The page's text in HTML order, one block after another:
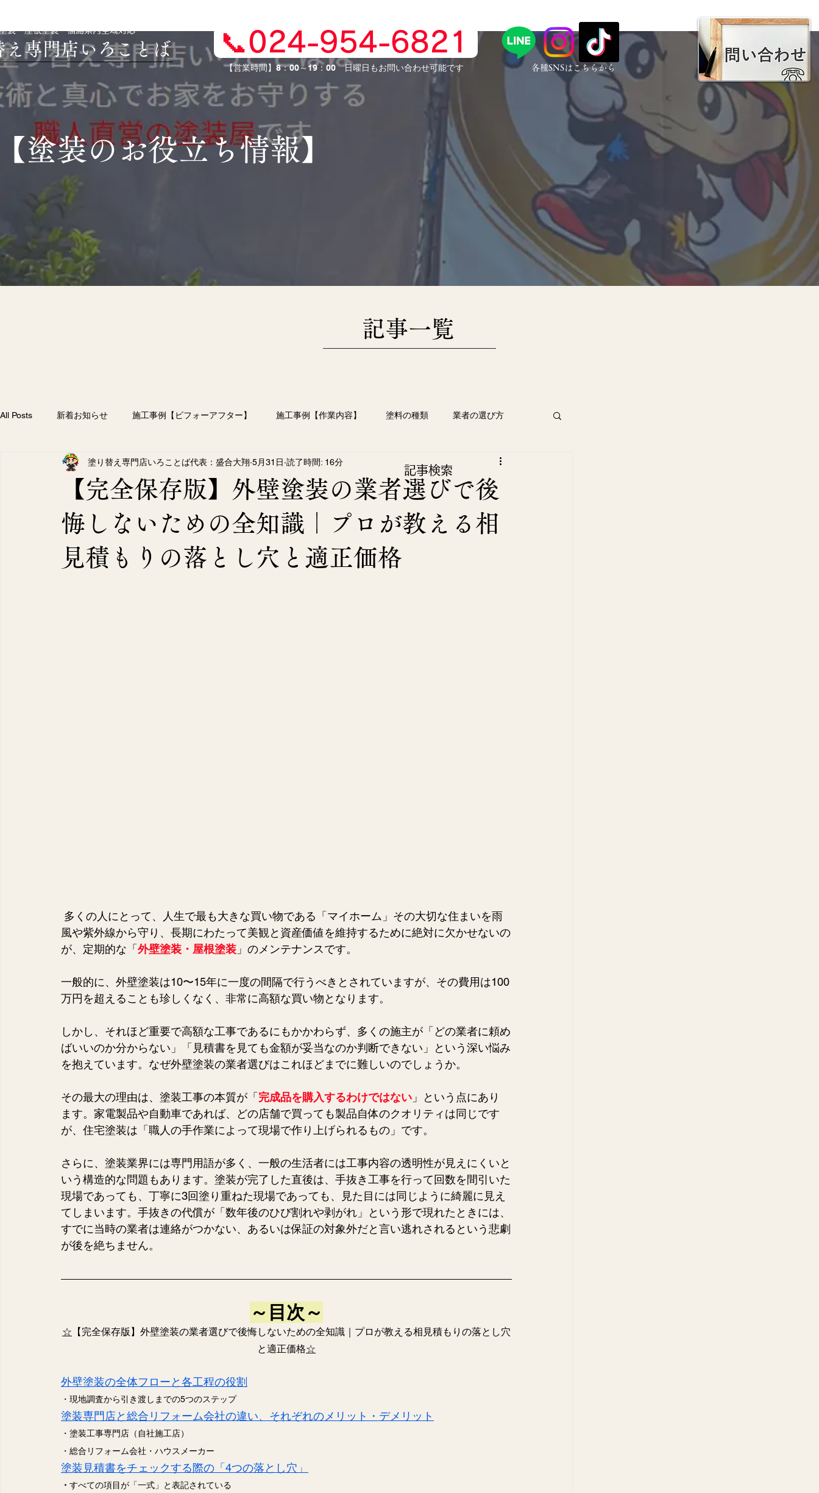
装・屋根塗装 福島県内全域対応
え専門店いろことば 📞024-954-6821
​【営業時間】8：00～19：00 日曜日もお問い合わせ可能です ​各種SNSはこちらから
塗装のお役立ち情報】
​記事一覧
205件の記事
10件の記事
7件の記事
11件の記事
All Posts 新着お知らせ 施工事例【ビフォーアフター】 施工事例【作業内容】 塗料の種類 業者の選び方
付帯部塗装 防水工事 外壁塗装 屋根塗装 塗装工事の豆知識 画像日記
【完全保存版】外壁塗装の業者選びで後
悔しないための全知識｜プロが教える相
見積もりの落とし穴と適正価格
塗り替え専門店いろことば代表：盛合大翔 5月31日 読了時間: 16分
多くの人にとって、人生で最も大きな買い物である「 マイホーム」その大切な住まいを雨
風や紫外線から守り、長期にわたって美観と資産価値を維持するために絶対に欠かせないの
が、定期的な「 外壁塗装・屋根塗装 」のメンテナンスです。
一般的に、外壁塗装は10〜15年に一度の間隔で行うべきとされていますが、その費用は100
万円を超えることも珍しくなく、非常に高額な買い物となります。
しかし、それほど重要で高額な工事であるにもかかわらず、多くの施主が「どの業者に頼め
ばいいのか分からない」「見積書を見ても金額が妥当なのか判断できない」という深い悩み
を抱えています。なぜ外壁塗装の業者選びはこれほどまでに難しいのでしょうか。
その最大の理由は、塗装工事の本質が「 完成品を購入するわけではない 」という点にあり
ます。家電製品や自動車であれば、どの店舗で買っても製品自体のクオリティは同じです
が、住宅塗装は「職人の手作業によって現場で作り上げられるもの」です。
さらに、塗装業界には専門用語が多く、一般の生活者には工事内容の透明性が見えにくいと
いう構造的な問題もあります。塗装が完了した直後は、手抜き工事を行って回数を間引いた
現場であっても、丁寧に3回塗り重ねた現場であっても、見た目には同じように綺麗に見え
てしまいます。手抜きの代償が「数年後のひび割れや剥がれ」という形で現れたときには、
すでに当時の業者は連絡がつかない、あるいは保証の対象外だと言い逃れされるという悲劇
が後を絶ちません。
～目次～
☆ 【完全保存版】外壁塗装の業者選びで後悔しないための全知識｜プロが教える相見積もりの落とし穴
と適正価格☆
外壁塗装の全体フローと各工程の役割
・現地調査から引き渡しまでの5つのステップ
塗装専門店と総合リフォーム会社の違い、それぞれのメリット・デメリット
・塗装工事専門店（自社施工店）
・総合リフォーム会社・ハウスメーカー
塗装見積書をチェックする際の「4つの落とし穴」
・ すべての項目が「一式」と表記されている
​記事検索